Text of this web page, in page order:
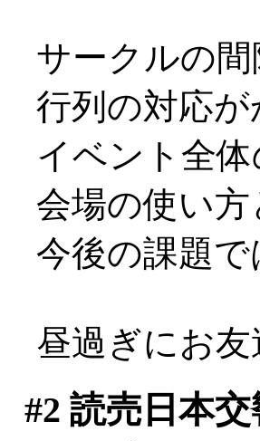
サークルの
行列の対応
イベント全
会場の使い
今後の課題
昼過ぎにお
#2 読売日本